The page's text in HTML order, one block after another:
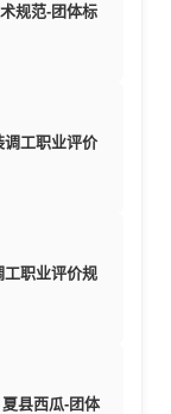
规范-团体标
工职业评价
职业评价规
县西瓜-团体